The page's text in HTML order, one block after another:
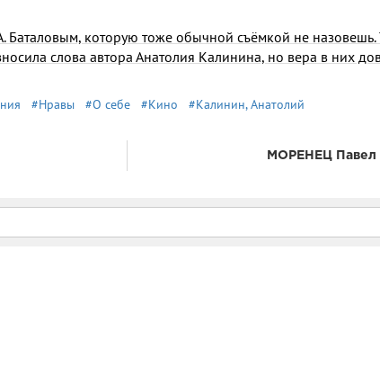
Баталовым, кото­рую тоже обычной съёмкой не
слова автора Анато­лия Калинина, но вера в них
#Нравы #О себе #Кино #Калинин, Анатолий
МОРЕНЕЦ Павел